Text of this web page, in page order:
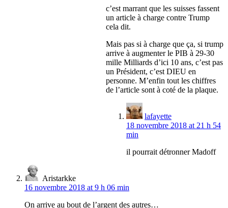
c’est marrant que les suisses fassent
un article à charge contre Trump
cela dit.
Mais pas si à charge que ça, si trump
arrive à augmenter le PIB à 29-30
mille Milliards d’ici 10 ans, c’est pas
un Président, c’est DIEU en
personne. M’enfin tout les chiffres
de l’article sont à coté de la plaque.
lafayette
18 novembre 2018 at 21 h 54
min
il pourrait détronner Madoff
Aristarkke
16 novembre 2018 at 9 h 06 min
On arrive au bout de l’argent des autres…